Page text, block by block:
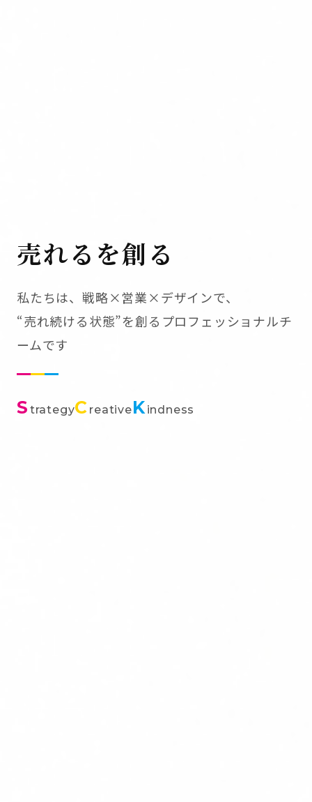
売れるを創る
私たちは、戦略×営業×デザインで、
“売れ続ける状態”を創るプロフェッショナルチ
ームです
S trategyC reativeKindness